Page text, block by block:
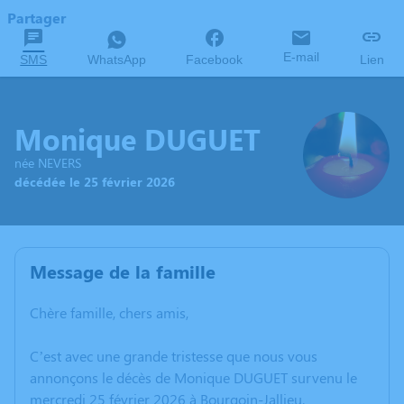
Partager
SMS WhatsApp Facebook E-mail Lien
Monique DUGUET
née NEVERS
décédée le 25 février 2026
Message de la famille
Chère famille, chers amis,
C’est avec une grande tristesse que nous vous
annonçons le décès de Monique DUGUET survenu le
mercredi 25 février 2026 à Bourgoin-Jallieu.